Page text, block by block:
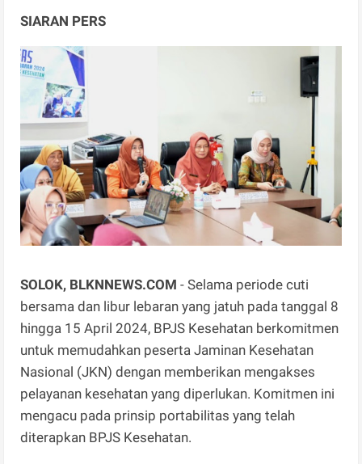
SIARAN PERS
SOLOK, BLKNNEWS.COM - Selama periode cuti
bersama dan libur lebaran yang jatuh pada tanggal 8
hingga 15 April 2024, BPJS Kesehatan berkomitmen
untuk memudahkan peserta Jaminan Kesehatan
Nasional (JKN) dengan memberikan mengakses
pelayanan kesehatan yang diperlukan. Komitmen ini
mengacu pada prinsip portabilitas yang telah
diterapkan BPJS Kesehatan.